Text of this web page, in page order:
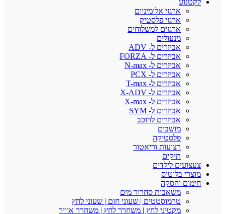
ארגזי אלומיניום
ארגזי פלסטיק
ארגזים למשלוחים
מנעולים
אביזרים ל- ADV
אביזרים ל- FORZA
אביזרים ל- N-max
אביזרים ל- PCX
אביזרים ל- T-max
אביזרים ל- X-ADV
אביזרים ל- X-max
אביזרים ל- SYM
אביזרים לרוכב
מושבים
פלסטיקה
רצועות וריאטור
תיקים
צעצועים לילדים
מוצרי בלוטוס
חימום והסקה
משאבות סחרור מים
טרמוסטטים | שעוני חום | שעוני לחץ
מקטיני לחץ | משחרר לחץ | משחרר אוויר